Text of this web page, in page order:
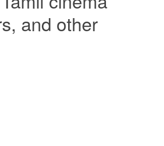
and other